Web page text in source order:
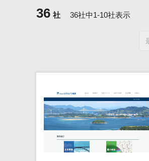
36 社 36社中1-10社表示